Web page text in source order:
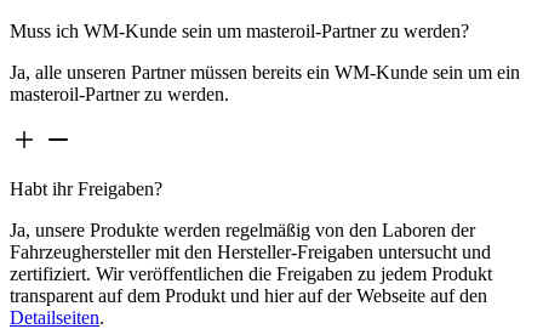
Muss ich WM-Kunde sein um masteroil-Partner zu werden?
Ja, alle unseren Partner müssen bereits ein WM-Kunde sein um ein
masteroil-Partner zu werden.
Habt ihr Freigaben?
Ja, unsere Produkte werden regelmäßig von den Laboren der
Fahrzeughersteller mit den Hersteller-Freigaben untersucht und
zertifiziert. Wir veröffentlichen die Freigaben zu jedem Produkt
transparent auf dem Produkt und hier auf der Webseite auf den
Detailseiten.